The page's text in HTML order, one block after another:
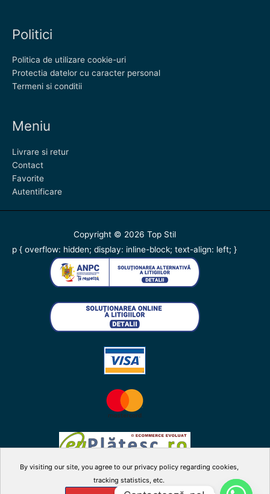
By visiting our site, you agree to our privacy policy regarding cookies,
tracking statistics, etc.
Politici
Politica de utilizare cookie-uri
Protectia datelor cu caracter personal
Termeni si conditii
Meniu
Livrare si retur
Contact
Favorite
Autentificare
Copyright © 2026 Top Stil
p { overflow: hidden; display: inline-block; text-align: left; }
youtube